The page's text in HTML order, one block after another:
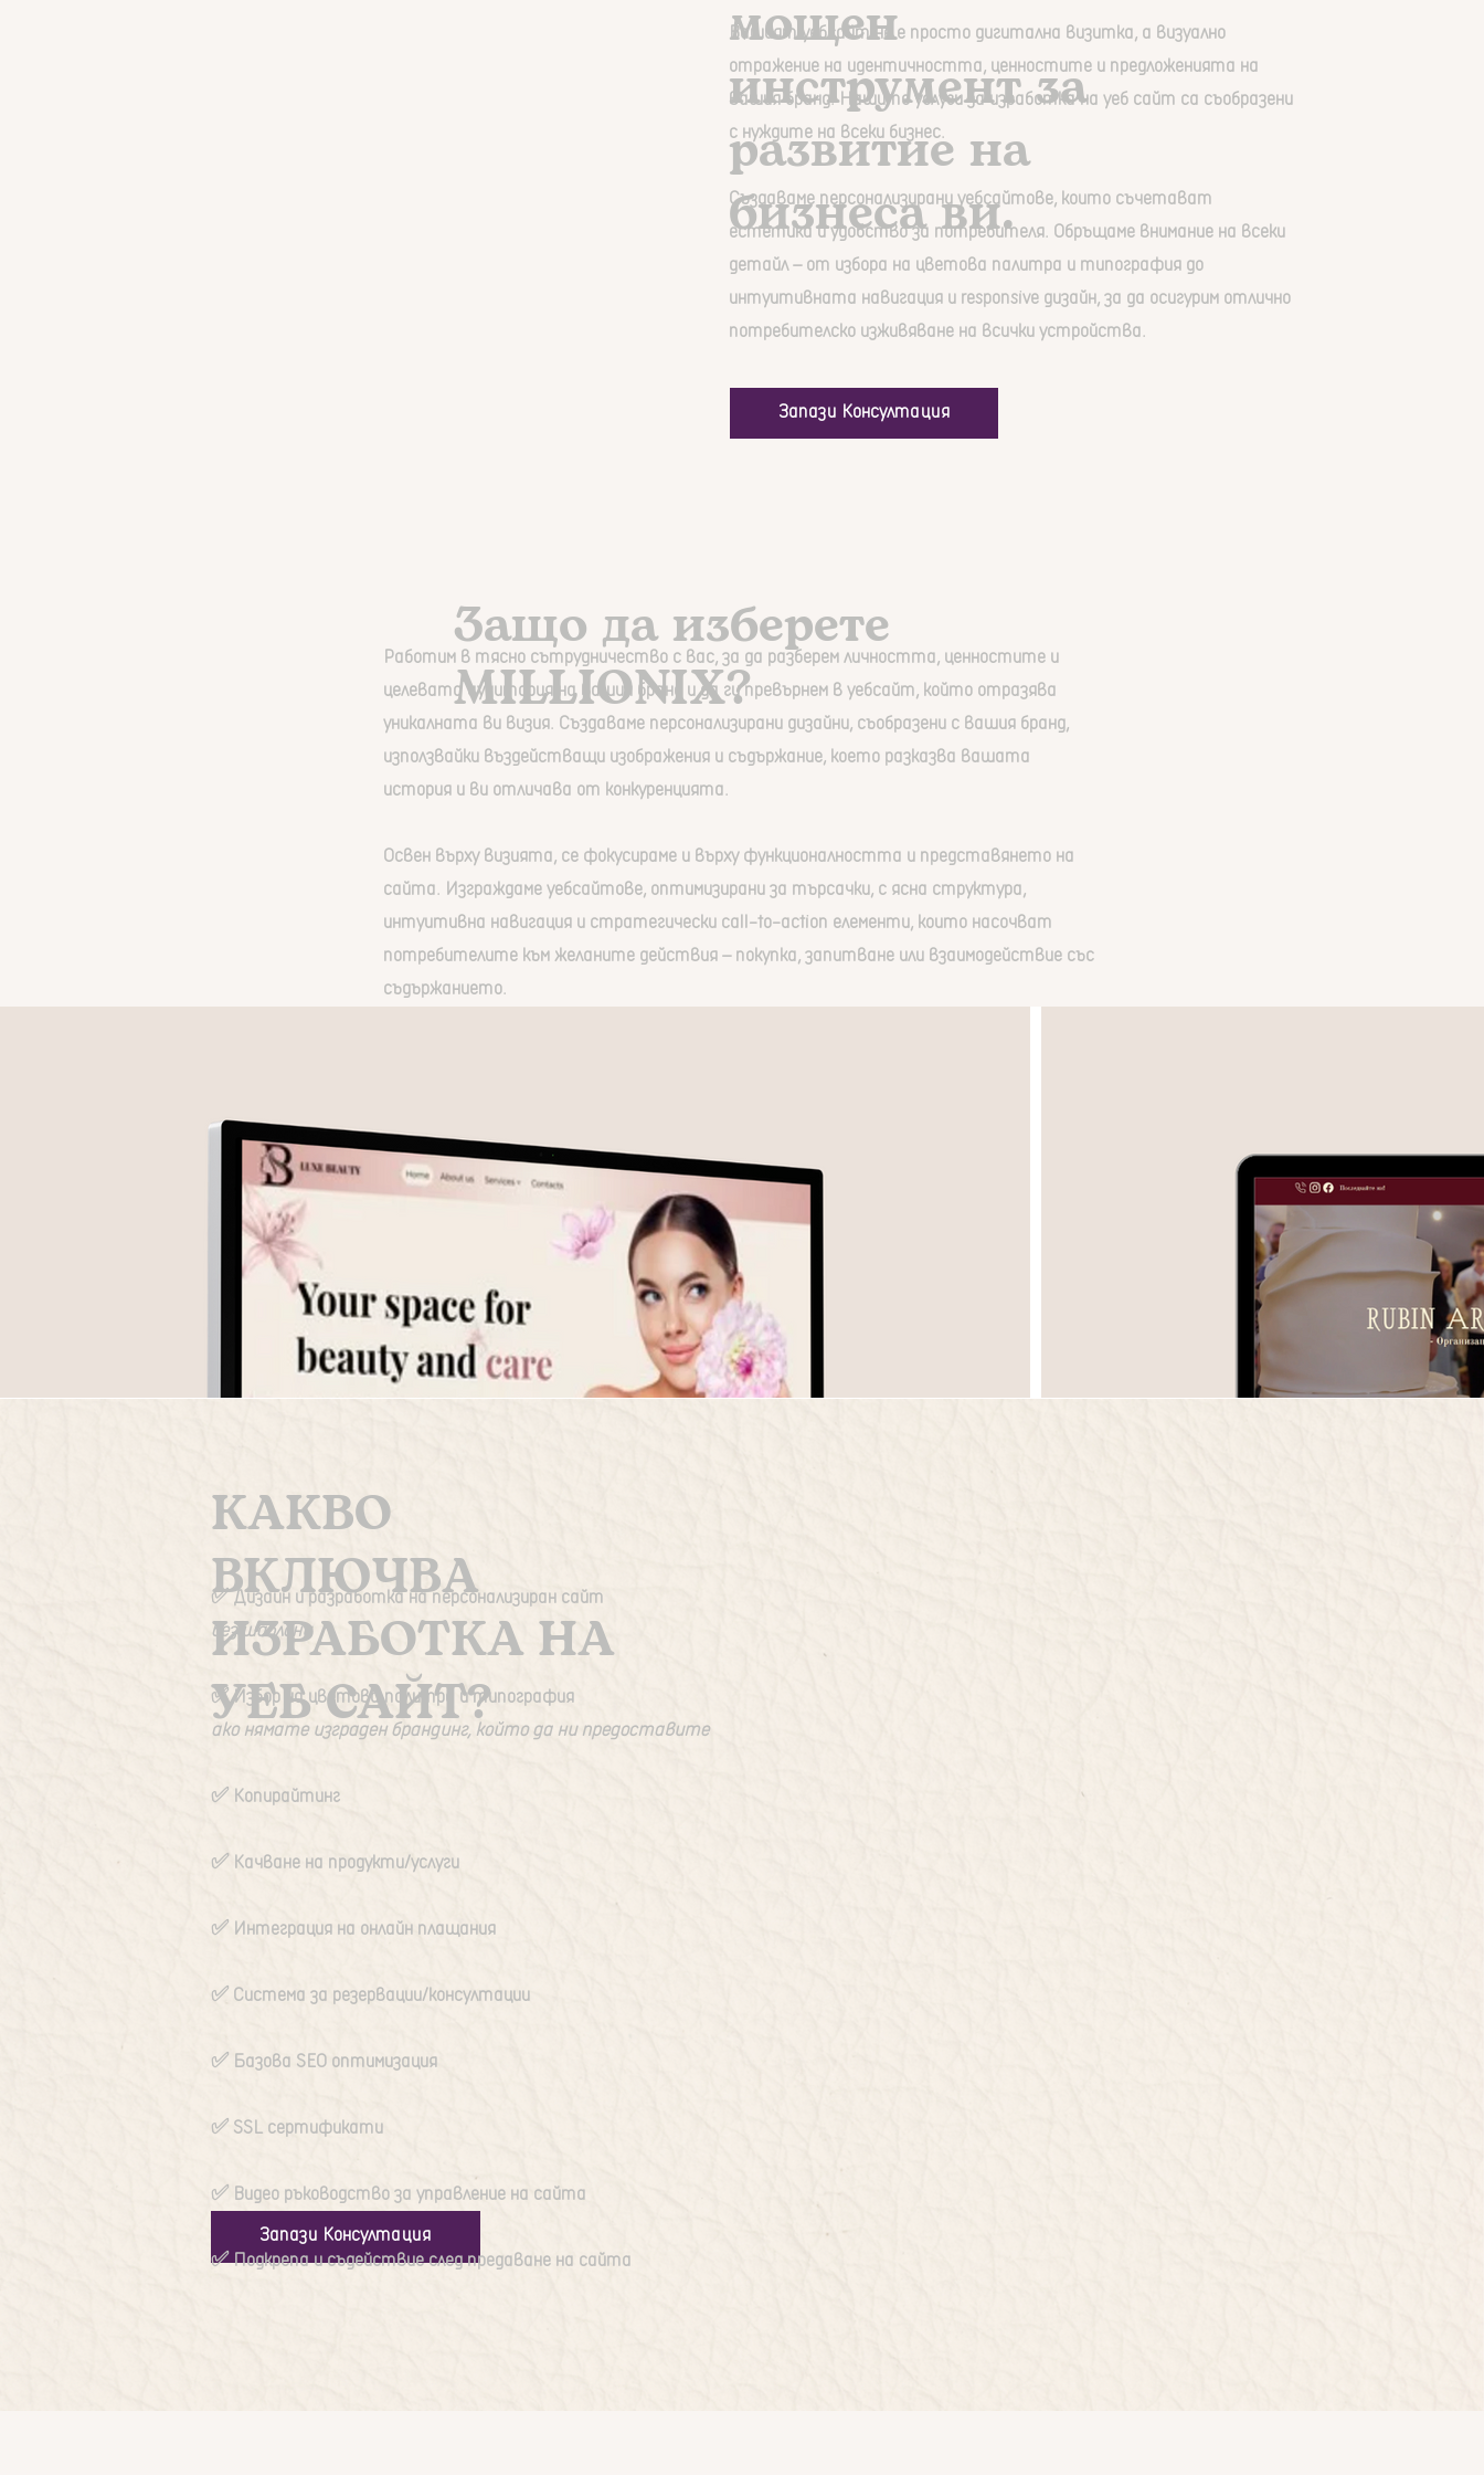
Запази Консултация
Вашият уебсайт не е просто дигитална визитка, а визуално
отражение на идентичността, ценностите и предложенията на
вашия бранд. Нашите услуги за изработка на уеб сайт са съобразени
с нуждите на всеки бизнес.
Създаваме персонализирани уебсайтове, които съчетават
естетика и удобство за потребителя. Обръщаме внимание на всеки
детайл – от избора на цветова палитра и типография до
интуитивната навигация и responsive дизайн, за да осигурим отлично
потребителско изживяване на всички устройства.
мощен
инструмент за
развитие на
бизнеса ви.
Работим в тясно сътрудничество с вас, за да разберем личността, ценностите и
целевата аудитория на вашия бранд и да ги превърнем в уебсайт, който отразява
уникалната ви визия. Създаваме персонализирани дизайни, съобразени с вашия бранд,
използвайки въздействащи изображения и съдържание, което разказва вашата
история и ви отличава от конкуренцията.
Освен върху визията, се фокусираме и върху функционалността и представянето на
сайта. Изграждаме уебсайтове, оптимизирани за търсачки, с ясна структура,
интуитивна навигация и стратегически call-to-action елементи, които насочват
потребителите към желаните действия – покупка, запитване или взаимодействие със
съдържанието.
Защо да изберете
MILLIONIX?
Запази Консултация
✅️ Дизайн и разработка на персонализиран сайт
без шаблони
✅️ Избор на цветова палитра и типография
ако нямате изграден брандинг, който да ни предоставите
✅️ Копирайтинг
✅️ Качване на продукти/услуги
✅️ Интеграция на онлайн плащания
✅️ Система за резервации/консултации
✅️ Базова SEO оптимизация
✅️ SSL сертификати
✅️ Видео ръководство за управление на сайта
✅️ Подкрепа и съдействие след предаване на сайта
КАКВО
ВКЛЮЧВА
ИЗРАБОТКА НА
УЕБ САЙТ?